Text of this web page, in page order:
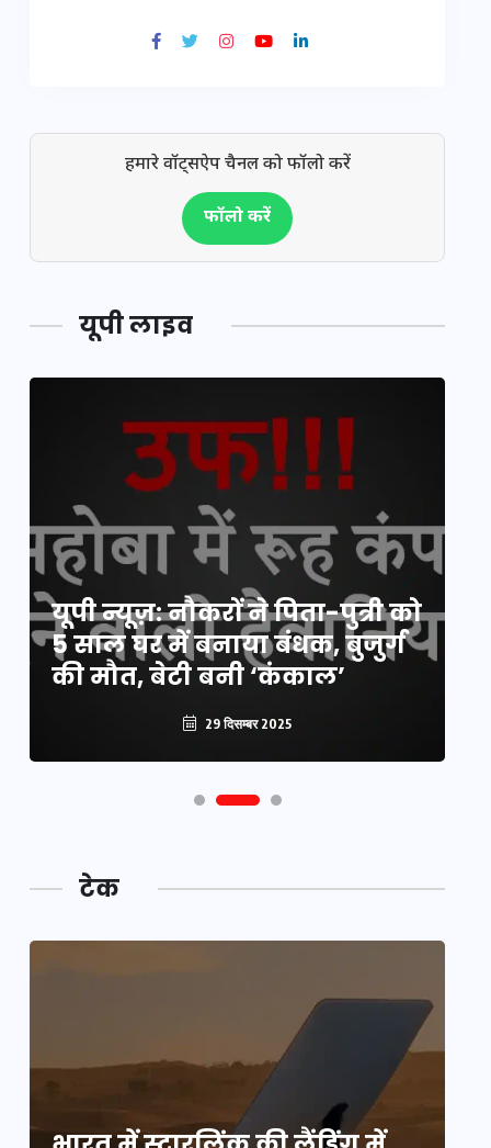
हमारे वॉट्सऐप चैनल को फॉलो करें
फॉलो करें
यूपी लाइव
यूपी न्यूज़: नौकरों ने पिता-पुत्री को
5 साल घर में बनाया बंधक, बुजुर्ग
की मौत, बेटी बनी ‘कंकाल’
29 दिसम्बर 2025
टेक